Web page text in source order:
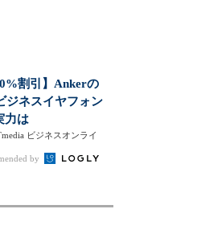
割引】Ankerの
ジネスイヤフォン
力は
ビジネスオンライ
by